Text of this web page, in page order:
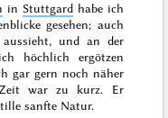
in Stuttgardhabe ich
gesehen; auch
und an der
höchlich ergötzen
gar gern noch näher
war zu kurz. Er
sanfte Natur.